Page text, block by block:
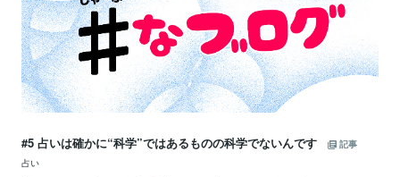
#5 占いは確かに“科学”ではあるものの科学でないんです
記事
占い